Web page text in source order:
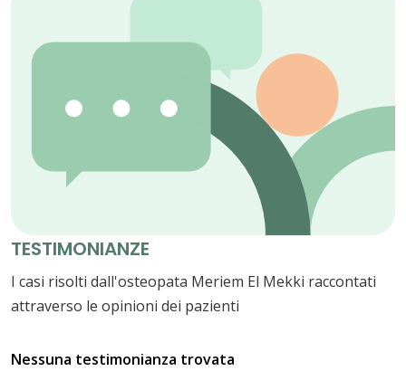
TESTIMONIANZE
I casi risolti dall'osteopata Meriem El Mekki raccontati
attraverso le opinioni dei pazienti
Nessuna testimonianza trovata